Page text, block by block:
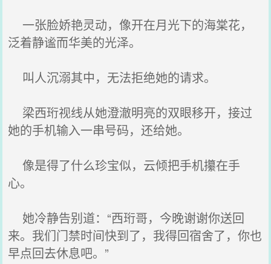
一张脸娇艳灵动，像开在月光下的海棠花，
泛着静谧而华美的光泽。
叫人沉溺其中，无法拒绝她的请求。
梁西珩视线从她澄澈明亮的双眼移开，接过
她的手机输入一串号码，还给她。
像是得了什么珍宝似，云倾把手机攥在手
心。
她冷静告别道：“西珩哥，今晚谢谢你送回
来。我们门禁时间快到了，我得回宿舍了，你也
早点回去休息吧。”